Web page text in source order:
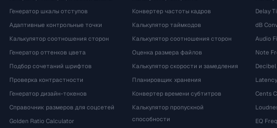
Генератор шкалы отступов
Адаптивные контрольные точки
Калькулятор соотношения сторон
Генератор оттенков цвета
Подбор сочетаний шрифтов
Проверка контрастности
Генератор дизайн-токенов
Справочник размеров для соцсетей
Golden Ratio Calculator
Конвертер частоты кадров
Калькулятор таймкодов
Калькулятор соотношения сторон
Оценка размера файлов
Калькулятор скорости и замедления
Планировщик хранения
Конвертер времени субтитров
Калькулятор пропускной
способности
Delay
dB
Audio
Note
Cents
EQ